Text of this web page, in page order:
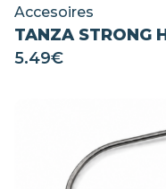
Accesoires
TANZA STRONG
5.49€